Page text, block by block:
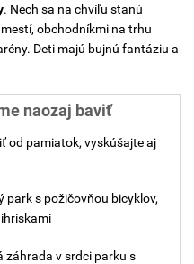
. Nech sa na chvíľu stanú
obchodníkmi na trhu
Deti majú bujnú fantáziu a
naozaj baviť
od pamiatok, vyskúšajte aj
park s požičovňou bicyklov,
záhrada v srdci parku s